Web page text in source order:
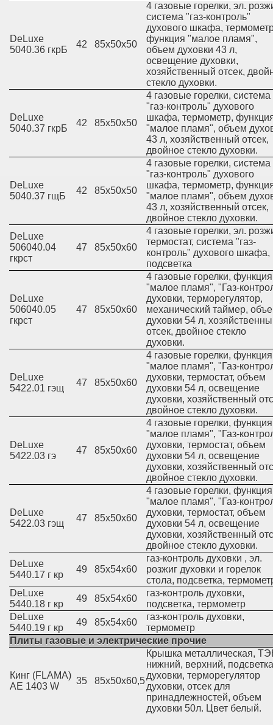
DeLuxe
5040.36 гкрБ
42 85х50х50
4 газовые горелки, эл.
система "газ-контроль"
духового шкафа,
функция "малое пламя",
объем духовки 43 л,
освещение духовки,
хозяйственный отсек,
стекло духовки.
DeLuxe
5040.37 гкрБ
42 85х50х50
4 газовые горелки, система
"газ-контроль" духового
шкафа, термометр,
"малое пламя", объем
43 л, хозяйственный отсек,
двойное стекло духовки.
DeLuxe
5040.37 гщБ
42 85х50х50
4 газовые горелки, система
"газ-контроль" духового
шкафа, термометр,
"малое пламя", объем
43 л, хозяйственный отсек,
двойное стекло духовки.
DeLuxe
506040.04
гкрст
47 85х50х60
4 газовые горелки, эл.
термостат, система "газ-
контроль" духового шкафа,
подсветка
DeLuxe
506040.05
гкрст
47 85х50х60
4 газовые горелки, функция
"малое пламя", "Газ-
духовки, терморегулятор,
механический таймер,
духовки 54 л,
отсек, двойное стекло
духовки.
DeLuxe
5422.01 гэщ
47 85х50х60
4 газовые горелки, функция
"малое пламя", "Газ-
духовки, термостат, объем
духовки 54 л, освещение
духовки, хозяйственный
двойное стекло духовки.
DeLuxe
5422.03 гэ
47 85х50х60
4 газовые горелки, функция
"малое пламя", "Газ-
духовки, термостат, объем
духовки 54 л, освещение
духовки, хозяйственный
двойное стекло духовки.
DeLuxe
5422.03 гэщ
47 85х50х60
4 газовые горелки, функция
"малое пламя", "Газ-
духовки, термостат, объем
духовки 54 л, освещение
духовки, хозяйственный
двойное стекло духовки.
DeLuxe
5440.17 г кр
49 85х54х60
газ-контроль духовки , эл.
розжиг духовки и горелок
стола, подсветка,
DeLuxe
5440.18 г кр
49 85х54х60
газ-контроль духовки,
подсветка, термометр
DeLuxe
5440.19 г кр
49 85х54х60
газ-контроль духовки,
термометр
Плиты газовые и электрические прочие
Кинг (FLAMA)
AE 1403 W
35 85х50х60,5
Крышка металлическая,
нижний, верхний, подсветка
духовки, терморегулятор
духовки, отсек для
принадлежностей, объем
духовки 50л. Цвет белый.